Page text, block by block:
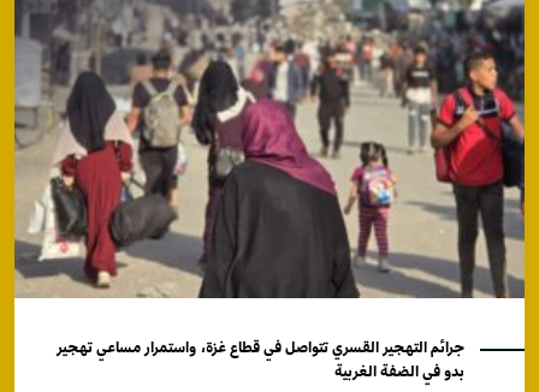
جرائم التهجير القسري تتواصل في قطاع غزة، واستمرار مساعي تهجير
بدو في الضفة الغربية